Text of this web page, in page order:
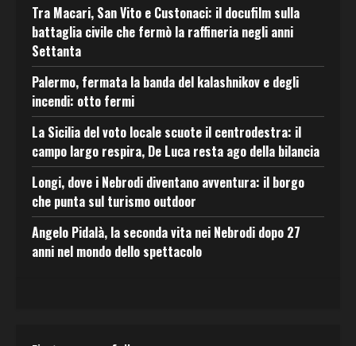
Tra Macari, San Vito e Custonaci: il docufilm sulla
battaglia civile che fermò la raffineria negli anni
Settanta
Palermo, fermata la banda del kalashnikov e degli
incendi: otto fermi
La Sicilia del voto locale scuote il centrodestra: il
campo largo respira, De Luca resta ago della bilancia
Longi, dove i Nebrodi diventano avventura: il borgo
che punta sul turismo outdoor
Angelo Pidalà, la seconda vita nei Nebrodi dopo 27
anni nel mondo dello spettacolo